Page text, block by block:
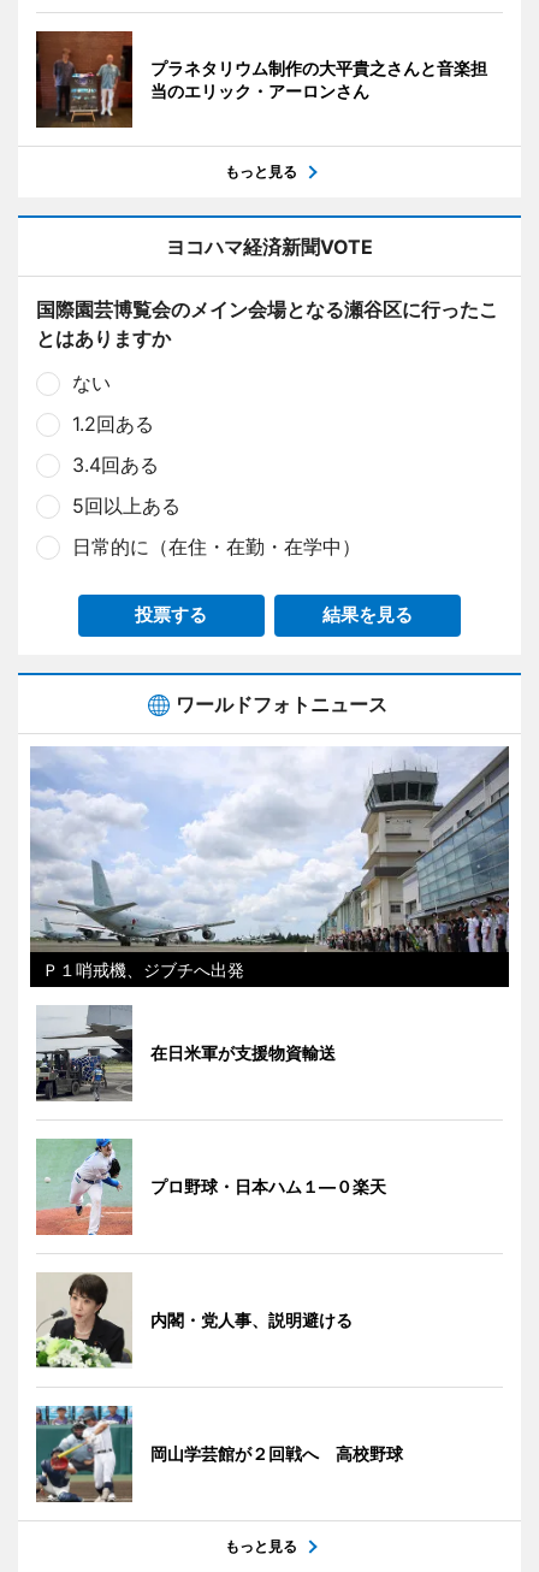
プラネタリウム制作の大平貴之さんと音楽担
当のエリック・アーロンさん
もっと見る
ヨコハマ経済新聞VOTE
国際園芸博覧会のメイン会場となる瀬谷区に行ったこ
とはありますか
ない
1.2回ある
3.4回ある
5回以上ある
日常的に（在住・在勤・在学中）
投票する 結果を見る
ワールドフォトニュース
Ｐ１哨戒機、ジブチへ出発
在日米軍が支援物資輸送
プロ野球・日本ハム１―０楽天
内閣・党人事、説明避ける
岡山学芸館が２回戦へ 高校野球
もっと見る